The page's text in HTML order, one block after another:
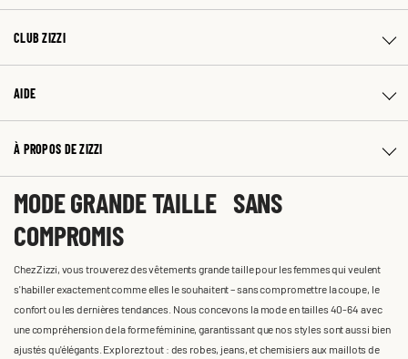
CLUB ZIZZI
AIDE
À PROPOS DE ZIZZI
MODE GRANDE TAILLE SANS
COMPROMIS
Chez Zizzi, vous trouverez des vêtements grande taille pour les femmes qui veulent
s'habiller exactement comme elles le souhaitent – sans compromettre la coupe, le
confort ou les dernières tendances. Nous concevons la mode en tailles 40-64 avec
une compréhension de la forme féminine, garantissant que nos styles sont aussi bien
ajustés qu'élégants. Explorez tout : des robes, jeans, et chemisiers aux maillots de